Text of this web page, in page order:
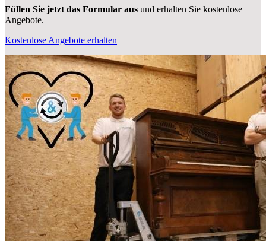
Füllen Sie jetzt das Formular aus und erhalten Sie kostenlose
Angebote.
Kostenlose Angebote erhalten